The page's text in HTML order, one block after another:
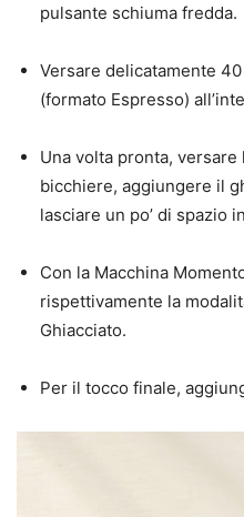
pulsante schiuma fredda.
Versare delicatamente
(formato Espresso)
Una volta pronta,
bicchiere, aggiungere il
lasciare un po’ di spazio
Con la Macchina
rispettivamente la
Ghiacciato.
Per il tocco finale,